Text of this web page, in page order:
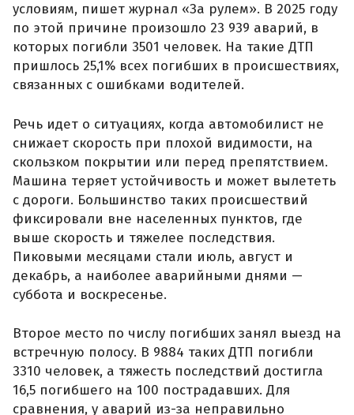
условиям, пишет журнал «За рулем». В 2025 году
по этой причине произошло 23 939 аварий, в
которых погибли 3501 человек. На такие ДТП
пришлось 25,1% всех погибших в происшествиях,
связанных с ошибками водителей.
Речь идет о ситуациях, когда автомобилист не
снижает скорость при плохой видимости, на
скользком покрытии или перед препятствием.
Машина теряет устойчивость и может вылететь
с дороги. Большинство таких происшествий
фиксировали вне населенных пунктов, где
выше скорость и тяжелее последствия.
Пиковыми месяцами стали июль, август и
декабрь, а наиболее аварийными днями —
суббота и воскресенье.
Второе место по числу погибших занял выезд на
встречную полосу. В 9884 таких ДТП погибли
3310 человек, а тяжесть последствий достигла
16,5 погибшего на 100 пострадавших. Для
сравнения, у аварий из-за неправильно